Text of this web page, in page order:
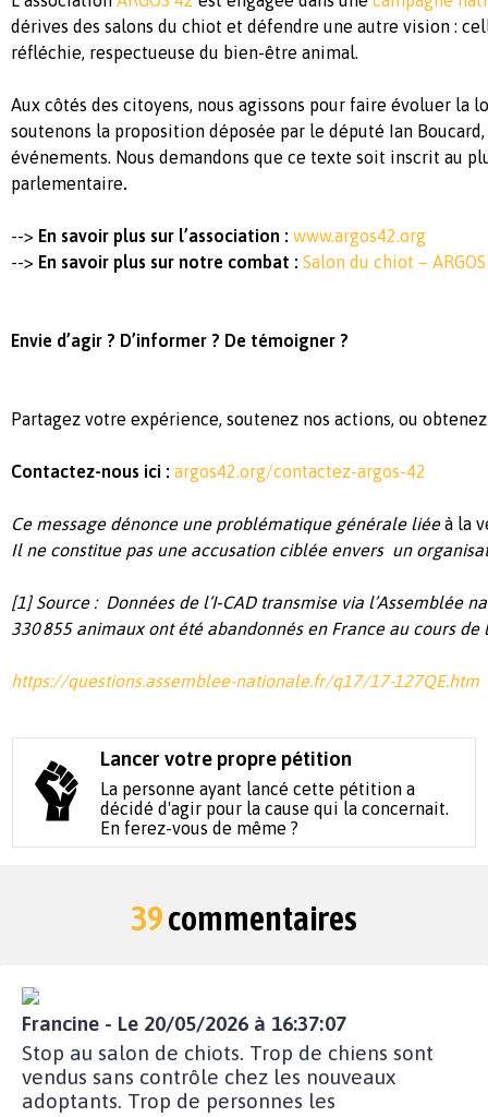
dérives des salons du chiot et défendre une autre vision :
réfléchie, respectueuse du bien-être animal.
Aux côtés des citoyens, nous agissons pour faire évoluer la
soutenons la proposition déposée par le député Ian
événements. Nous demandons que ce texte soit inscrit au
parlementaire.
--> En savoir plus sur l’association : www.argos42.org
--> En savoir plus sur notre combat : Salon du chiot –
Envie d’agir ? D’informer ? De témoigner ?
Partagez votre expérience, soutenez nos actions, ou obtenez
Contactez-nous ici : argos42.org/contactez-argos-42
Ce message dénonce une problématique générale liée à la
Il ne constituepas uneaccusation ciblée enversun
[1] Source : Données de l’I‑CAD transmisevia l’Assemblée
330 855 animaux ont été abandonnés enFrance au coursde
https://questions.assemblee-nationale.fr/q17/17-127QE.htm
Lancer votre propre pétition
La personne ayant lancé cette pétition a
décidé d'agir pour la cause qui la concernait.
En ferez-vous de même ?
39commentaires
Francine - Le 20/05/2026 à 16:37:07
Stop au salon de chiots. Trop de chiens sont
vendus sans contrôle chez les nouveaux
adoptants. Trop de personnes les